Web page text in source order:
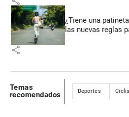
¿Tiene una
las nuevas reglas
share
Temas
recomendados
Deportes